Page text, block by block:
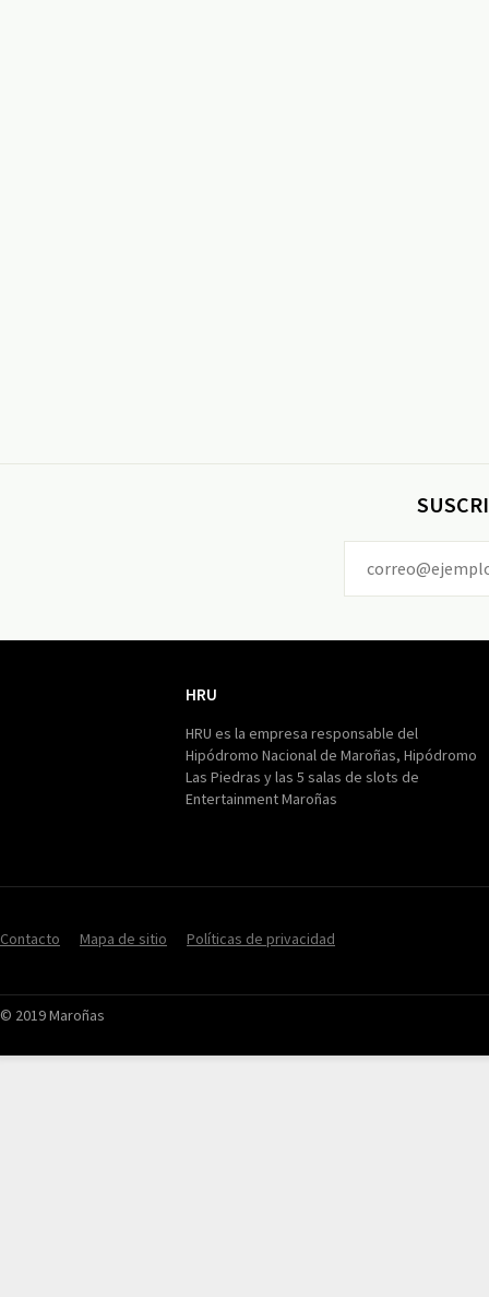
HRU
HRU es la empresa responsable del
Hipódromo Nacional de Maroñas, Hipódromo
Las Piedras y las 5 salas de slots de
Entertainment Maroñas
Contacto Mapa de sitio Políticas de privacidad
© 2019 Maroñas